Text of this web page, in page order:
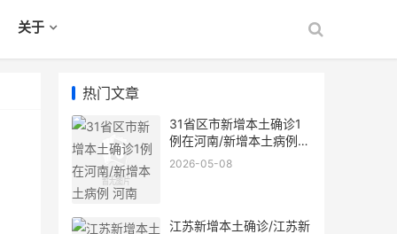
关于
热门文章
31省区市新增本土确诊1
例在河南/新增本土病例
河南
2026-05-08
江苏新增本土确诊/江苏新